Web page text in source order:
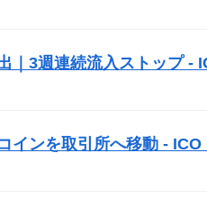
｜3週連続流入ストップ -
インを取引所へ移動 - ICO